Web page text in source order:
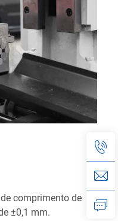
comprimento de
±0,1 mm.